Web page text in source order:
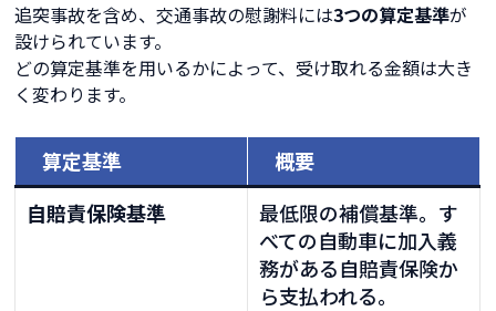
追突事故を含め、交通事故の慰謝料には3つの算定基準が
設けられています。
どの算定基準を用いるかによって、受け取れる金額は大き
く変わります。
算定基準
概要
自賠責保険基準
最低限の補償基準。す
べての自動車に加入義
務がある自賠責保険か
ら支払われる。